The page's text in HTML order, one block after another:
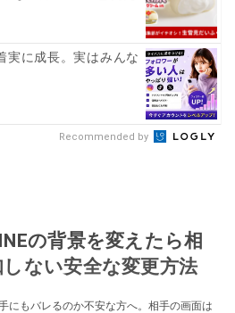
実に成長。実はみんな
Recommended by
の背景を変えたら相
ない安全な変更方法
にもバレるのか不安な方へ。相手の画面は